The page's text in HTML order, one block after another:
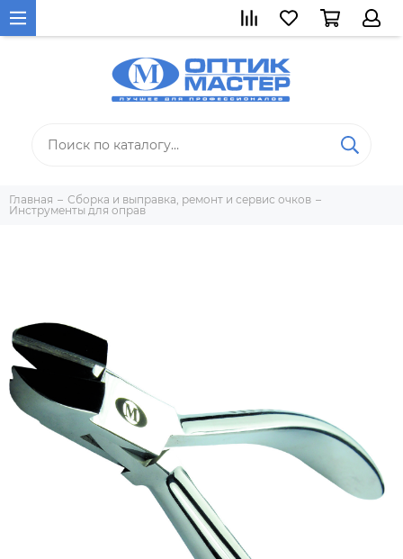
Главная
Сборка и выправка, ремонт и сервис очков
Инструменты для оправ